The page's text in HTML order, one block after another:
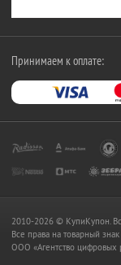
Принимаем к оплате:
2010-2026 © КупиКупон.
Все права на товарный
OOO «Агентство